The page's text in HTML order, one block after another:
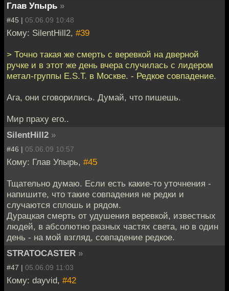
Глав Упырь »
#45 | 05.06.09 10:48
Кому: SilentHill2, #39
> Точно такая же смерть с веревкой на дверной
ручке и в этот же день вчера случилась с лидером
метал-группы E.S.T. в Москве. - Редкое совпадение.
Ага, они сговорились. Думай, что пишешь.
Мир праху его..
SilentHill2 »
#46 | 05.06.09 10:57
Кому: Глав Упырь, #45
Тщательно думаю. Если есть какие-то уточнения -
напишите, что такие совпадения не редки и
случаются сплошь и рядом.
Дурацкая смерть от удушения веревкой, известных
людей, в абсолютно разных частях света, но в один
день - на мой взгляд, совпадение редкое.
STRATOCASTER »
#47 | 05.06.09 11:03
Кому: dayvid, #42